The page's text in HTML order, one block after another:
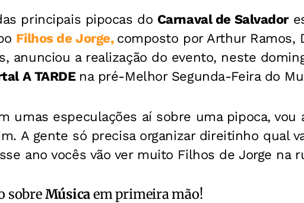
principais pipocas do Carnaval de Salvador
Filhos de Jorge, composto por Arthur Ramos,
anunciou a realização do evento, neste
A TARDE na pré-Melhor Segunda-Feira do
umas especulações aí sobre uma pipoca, vou
A gente só precisa organizar direitinho qual
ano vocês vão ver muito Filhos de Jorge na
sobreMúsicaem primeira mão!